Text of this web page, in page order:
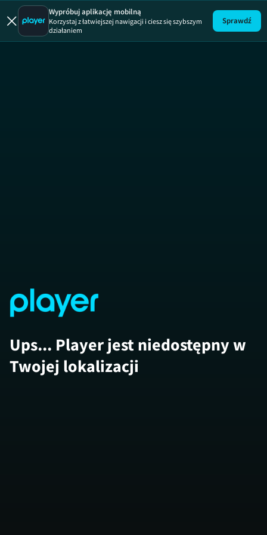
Uwaga!
Wypróbuj aplikację mobilną
Korzystaj z łatwiejszej nawigacji i ciesz się szybszym
działaniem
Sprawdź
Ups... Player jest niedostępny w
Twojej lokalizacji